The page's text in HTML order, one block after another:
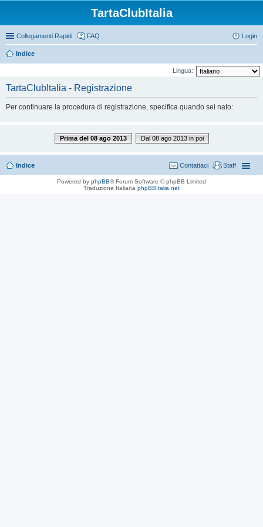
TartaClubItalia
Collegamenti Rapidi FAQ Login
Indice
Lingua:
TartaClubItalia - Registrazione
Per continuare la procedura di registrazione, specifica quando sei nato:
Prima del 08 ago 2013 Dal 08 ago 2013 in poi
Indice Staff
Contattaci
Powered by phpBB® Forum Software © phpBB Limited
Traduzione Italiana phpBBItalia.net